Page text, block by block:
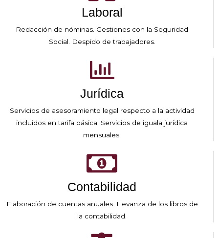
Laboral
Redacción de nóminas. Gestiones con la Seguridad
Social. Despido de trabajadores.
Jurídica
Servicios de asesoramiento legal respecto a la actividad
incluidos en tarifa básica. Servicios de iguala jurídica
mensuales.
Contabilidad
Elaboración de cuentas anuales. Llevanza de los libros de
la contabilidad.